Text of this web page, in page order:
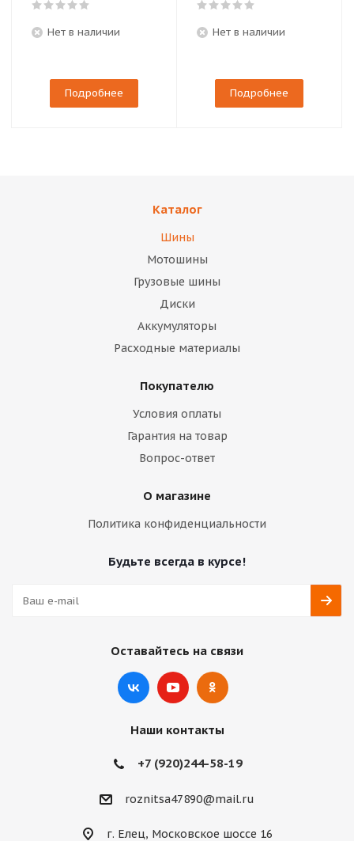
Нет в наличии
Подробнее
Нет в наличии
Подробнее
Каталог
Шины
Мотошины
Грузовые шины
Диски
Аккумуляторы
Расходные материалы
Покупателю
Условия оплаты
Гарантия на товар
Вопрос-ответ
О магазине
Политика конфиденциальности
Будьте всегда в курсе!
Оставайтесь на связи
Наши контакты
+7 (920)244-58-19
roznitsa47890@mail.ru
г. Елец, Московское шоссе 16